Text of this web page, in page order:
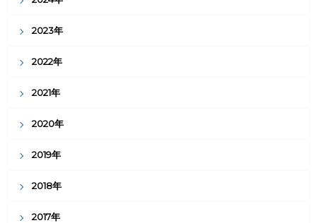
2023年
2022年
2021年
2020年
2019年
2018年
2017年